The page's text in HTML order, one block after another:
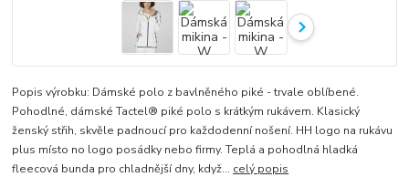
Popis výrobku: Dámské polo z bavlněného piké - trvale oblíbené.
Pohodlné, dámské Tactel® piké polo s krátkým rukávem. Klasický
ženský střih, skvěle padnoucí pro každodenní nošení. HH logo na rukávu
plus místo no logo posádky nebo firmy. Teplá a pohodlná hladká
fleecová bunda pro chladnější dny, když... celý popis